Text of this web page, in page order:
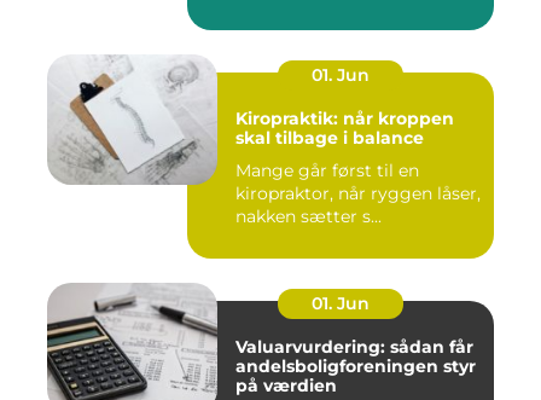
01. Jun
Kiropraktik: når kroppen
skal tilbage i balance
Mange går først til en
kiropraktor, når ryggen låser,
nakken sætter s...
01. Jun
Valuarvurdering: sådan får
andelsboligforeningen styr
på værdien